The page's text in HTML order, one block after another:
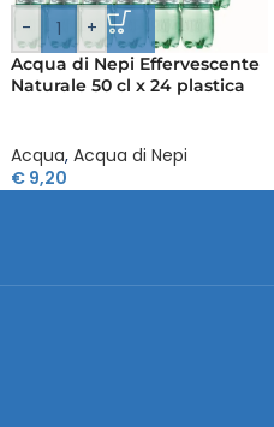
- +
Acqua di Nepi Effervescente
Naturale 50 cl x 24 plastica
Acqua, Acqua di Nepi
€ 9,20